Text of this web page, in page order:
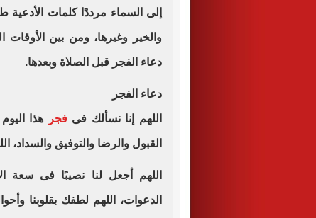
إلى السماء مرددًا كلمات
والخير وغيرها، ومن بين الأوقات
دعاء الفجر قبل الصلاة وبعدها.
دعاء الفجر
اللهم إنا نسألك فىفجر هذا
القبول والرضا والتوفيق والسداد،
اللهم أجعل لنا نصيبًا فى سعة
الدعوات، اللهم لطفك بقلوبنا